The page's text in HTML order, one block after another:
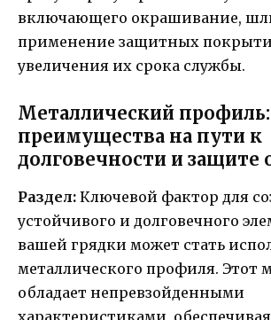
включающего окрашивание,
применение защитных
увеличения их срока службы.
Металлический профиль:
преимущества на пути к
долговечности и защите
Раздел: Ключевой фактор для
устойчивого и долговечного
вашей грядки может стать
металлического профиля. Этот
обладает непревзойденными